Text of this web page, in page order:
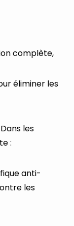
complète,
éliminer les
les
:
anti-
les